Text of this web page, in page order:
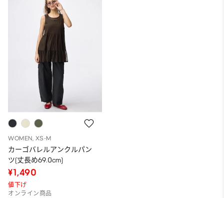
WOMEN, XS-M
カーゴバレルアンクルパン
ツ(丈長め69.0cm)
¥1,490
値下げ
オンライン商品